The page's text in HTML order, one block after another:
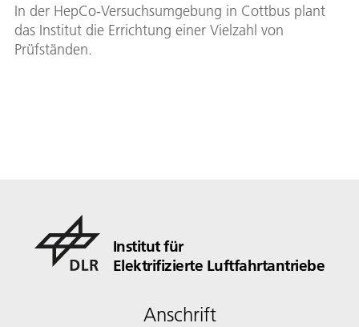
In der HepCo-Versuchsumgebung in Cottbus plant
das Institut die Errichtung einer Vielzahl von
Prüfständen.
Institut für
Elektrifizierte Luftfahrtantriebe
Anschrift